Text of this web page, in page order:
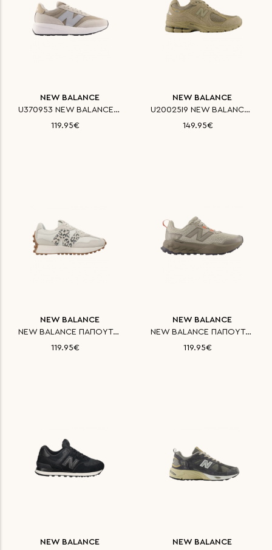
NEW BALANCE
U370953 NEW BALANCE ΠΑΠΟΥΤΣΙ C
119.95€
NEW BALANCE
U20025I9 NEW BALANCE ΠΑΠΟΥΤΣΙ
149.95€
NEW BALANCE
NEW BALANCE ΠΑΠΟΥΤΣΙ CLASSICS
119.95€
NEW BALANCE
NEW BALANCE ΠΑΠΟΥΤΣΙ CLASSICS
119.95€
NEW BALANCE
NEW BALANCE